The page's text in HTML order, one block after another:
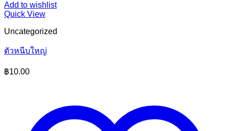
Add to wishlist
Quick View
Uncategorized
ตัวหนีบใหญ่
฿10.00